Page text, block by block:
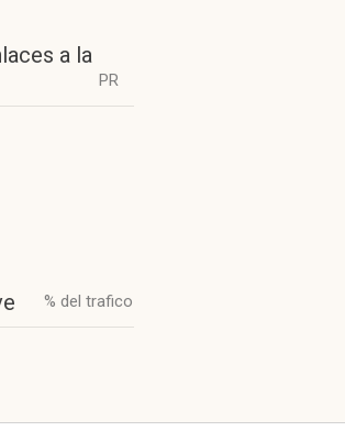
a la
PR
% del trafico